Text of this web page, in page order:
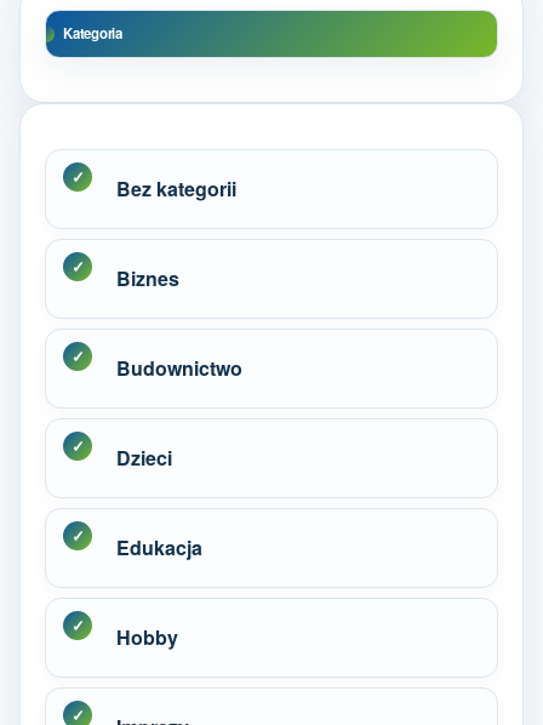
Kategoria
Bez kategorii
Biznes
Budownictwo
Dzieci
Edukacja
Hobby